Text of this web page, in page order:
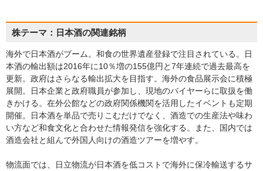
株テーマ：日本酒の関連銘柄
海外で日本酒がブーム。和食の世界遺産登録で注目されている。日
本酒の輸出額は2016年に10％増の155億円と7年連続で過去最高を
更新。政府はさらなる輸出拡大を目指す。海外の食品展示会に積極
展開。日本企業と政府職員が参加し、現地のバイヤーらに取扱を働
きかける。在外公館などの政府関係機関を活用したイベントも定期
開催。日本酒を単品で売りこむだけでなく、酒造での生産法や味わ
い方など和食文化と合わせた情報発信を強化する。また、国内では
酒造会社と組んで外国人向けの酒造ツアーを増やす。
物流面では、日立物流が日本酒を低コストで海外に保冷輸送するサ